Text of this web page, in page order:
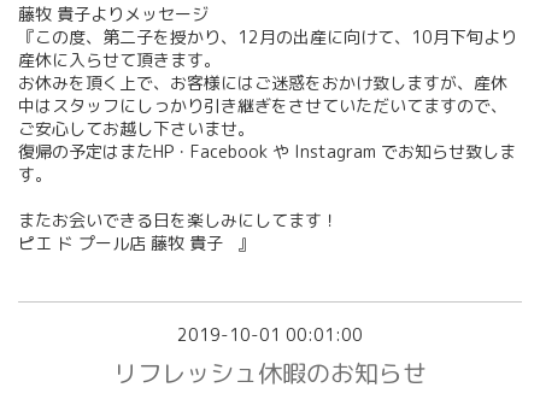
藤牧 貴子よりメッセージ
『この度、第二子を授かり、12月の出産に向けて、10月下旬より
産休に入らせて頂きます。
お休みを頂く上で、お客様にはご迷惑をおかけ致しますが、産休
中はスタッフにしっかり引き継ぎをさせていただいてますので、
ご安心してお越し下さいませ。
復帰の予定はまたHP・Facebook や Instagram でお知らせ致しま
す。
またお会いできる日を楽しみにしてます！
ピエ ド プール店 藤牧 貴子 』
2019-10-01 00:01:00
リフレッシュ休暇のお知らせ